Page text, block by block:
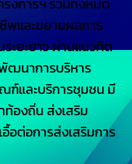
พและขยายผลการ
ะยะยาว ผ่านแนวคิด
ฒนาการบริหาร
และบริการชุมชน มี
งถิ่น ส่งเสริม
อต่อการส่งเสริมการ